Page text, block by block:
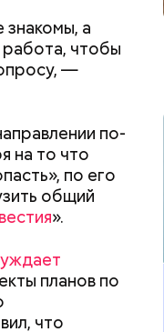
а
работа, чтобы
—
по-
на то что
по его
общий
».
планов по
что
полезно.
без
резиновые
ли дом по
Москве: где